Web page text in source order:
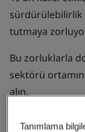
sürdürülebilirlik
tutmaya
Bu zorluklarla
sektörü
alın.
Tanımlama